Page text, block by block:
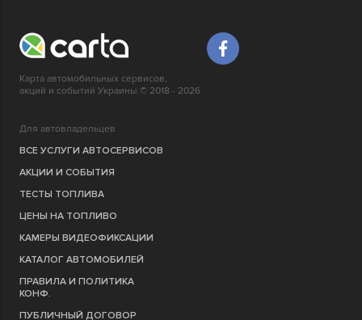
Карта автомобильных сервисов,
акций и событий Украины © 2018 - 2026
Для автовладельцев
ВСЕ УСЛУГИ АВТОСЕРВИСОВ
АКЦИИ И СОБЫТИЯ
ТЕСТЫ ТОПЛИВА
ЦЕНЫ НА ТОПЛИВО
КАМЕРЫ ВИДЕОФИКСАЦИИ
КАТАЛОГ АВТОМОБИЛЕЙ
ПРАВИЛА И ПОЛИТИКА
КОНФ.
ПУБЛИЧНЫЙ ДОГОВОР